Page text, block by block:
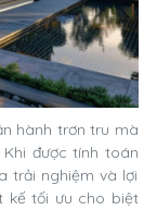
hành trơn tru mà
được tính toán
trải nghiệm và lợi
kế tối ưu cho biệt